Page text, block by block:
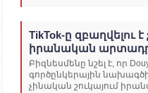
TikTok-ը զբաղվելու
իրանական
Բիզնեսմենը նշել է, որ
գործընկերային
չինական շուկայում